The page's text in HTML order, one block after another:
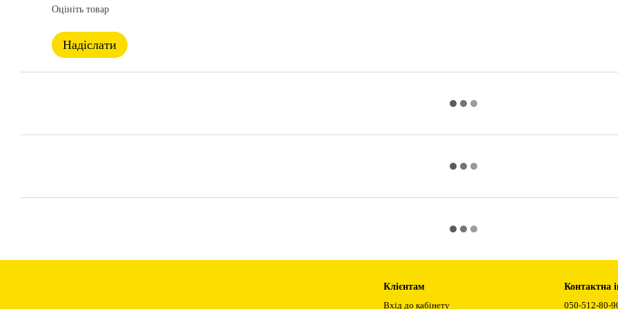
Оцініть товар
Надіслати
Клієнтам
Вхід до кабінету
Контактна
050-512-80-